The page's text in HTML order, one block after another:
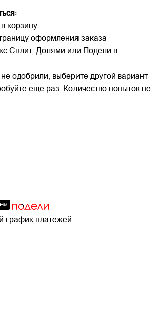
корзину
оформления заказа
Сплит, Долями или Подели в
не одобрили, выберите другой вариант
еще раз. Количество попыток не
график платежей